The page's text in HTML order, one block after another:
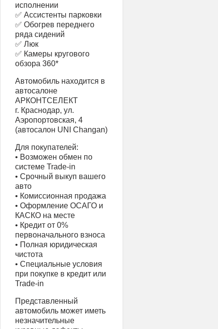
исполнении
✅ Ассистенты парковки
✅ Обогрев переднего
ряда сидений
✅ Люк
✅ Камеры кругового
обзора 360*
Автомобиль находится в
автосалоне
АРКОНТСЕЛЕКТ
г. Краснодар, ул.
Аэропортовская, 4
(автосалон UNI Changan)
Для покупателей:
• Возможен обмен по
системе Trade-in
• Срочный выкуп вашего
авто
• Комиссионная продажа
• Оформление ОСАГО и
КАСКО на месте
• Кредит от 0%
первоначального взноса
• Полная юридическая
чистота
• Специальные условия
при покупке в кредит или
Trade-in
Представленный
автомобиль может иметь
незначительные